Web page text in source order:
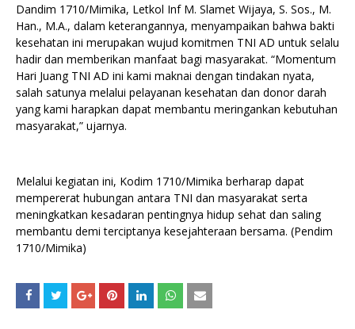
Dandim 1710/Mimika, Letkol Inf M. Slamet Wijaya, S. Sos., M.
Han., M.A., dalam keterangannya, menyampaikan bahwa bakti
kesehatan ini merupakan wujud komitmen TNI AD untuk selalu
hadir dan memberikan manfaat bagi masyarakat. “Momentum
Hari Juang TNI AD ini kami maknai dengan tindakan nyata,
salah satunya melalui pelayanan kesehatan dan donor darah
yang kami harapkan dapat membantu meringankan kebutuhan
masyarakat,” ujarnya.
Melalui kegiatan ini, Kodim 1710/Mimika berharap dapat
mempererat hubungan antara TNI dan masyarakat serta
meningkatkan kesadaran pentingnya hidup sehat dan saling
membantu demi terciptanya kesejahteraan bersama. (Pendim
1710/Mimika)